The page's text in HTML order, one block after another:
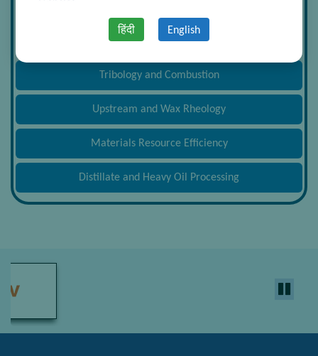
हिंदी English
Separation Processes
Tribology and Combustion
Upstream and Wax Rheology
Materials Resource Efficiency
Distillate and Heavy Oil Processing